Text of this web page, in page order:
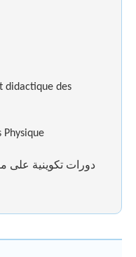
didactique des
Physique